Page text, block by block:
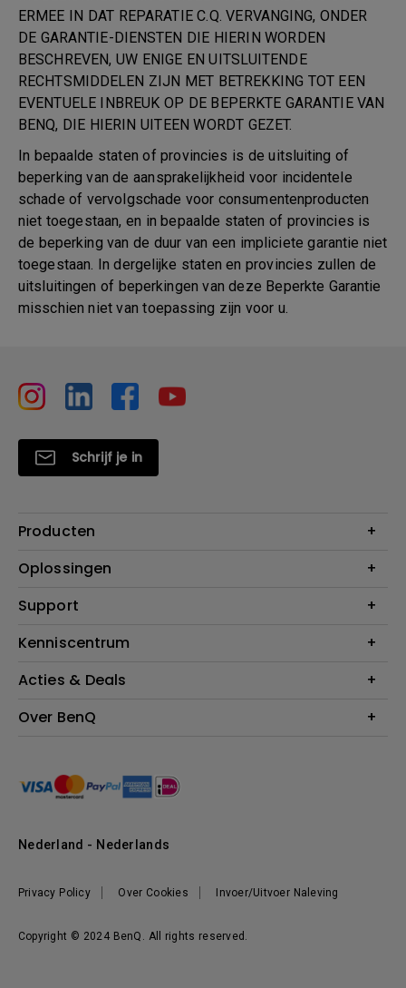
ERMEE IN DAT REPARATIE C.Q. VERVANGING, ONDER
DE GARANTIE-DIENSTEN DIE HIERIN WORDEN
BESCHREVEN, UW ENIGE EN UITSLUITENDE
RECHTSMIDDELEN ZIJN MET BETREKKING TOT EEN
EVENTUELE INBREUK OP DE BEPERKTE GARANTIE VAN
BENQ, DIE HIERIN UITEEN WORDT GEZET.
In bepaalde staten of provincies is de uitsluiting of
beperking van de aansprakelijkheid voor incidentele
schade of vervolgschade voor consumentenproducten
niet toegestaan, en in bepaalde staten of provincies is
de beperking van de duur van een impliciete garantie niet
toegestaan. In dergelijke staten en provincies zullen de
uitsluitingen of beperkingen van deze Beperkte Garantie
misschien niet van toepassing zijn voor u.
Schrijf je in
Producten
Projectoren
Verlichting
Speakers
Oplossingen
Education
Support
Contact
BenQ Shop - FAQ
BenQ Shop - Retourneren
Kenniscentrum
Blog
Acties & Deals
Evenementen & Promoties
Over BenQ
Management
Nieuws
Werken bij BenQ
Copyright © 2024 BenQ. All rights reserved.
Privacy Policy Over Cookies Invoer/Uitvoer Naleving
Nederland - Nederlands